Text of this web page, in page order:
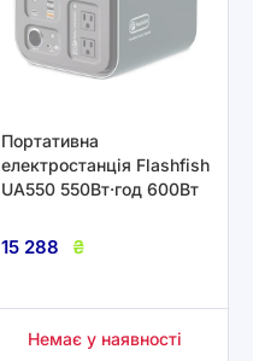
Портативна
електростанція Flashfish
UA550 550Вт·год 600Вт
15 288 ₴
Немає у наявності